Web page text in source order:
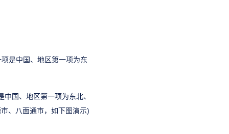
是中国、地区第一项为东
国、地区第一项为东北、
、八面通市，如下图演示)